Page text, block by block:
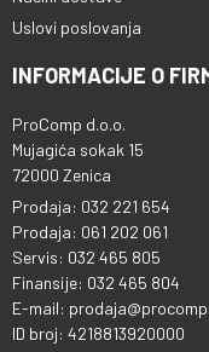
Uslovi poslovanja
INFORMACIJE O
ProComp d.o.o.
Mujagića sokak 15
72000 Zenica
Prodaja: 032 221 654
Prodaja: 061 202 061
Servis: 032 465 805
Finansije: 032 465 804
E-mail:
ID broj: 4218813920000